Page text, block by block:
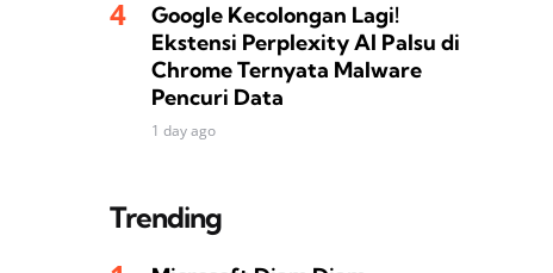
Google Kecolongan Lagi!
Ekstensi Perplexity AI Palsu di
Chrome Ternyata Malware
Pencuri Data
1 day ago
Trending